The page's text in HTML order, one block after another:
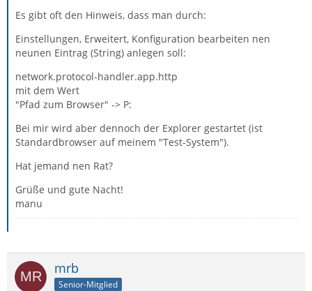
Es gibt oft den Hinweis, dass man durch:
Einstellungen, Erweitert, Konfiguration bearbeiten nen
neunen Eintrag (String) anlegen soll:
network.protocol-handler.app.http
mit dem Wert
"Pfad zum Browser" -> P:
Bei mir wird aber dennoch der Explorer gestartet (ist
Standardbrowser auf meinem "Test-System").
Hat jemand nen Rat?
Grüße und gute Nacht!
manu
mrb
Senior-Mitglied